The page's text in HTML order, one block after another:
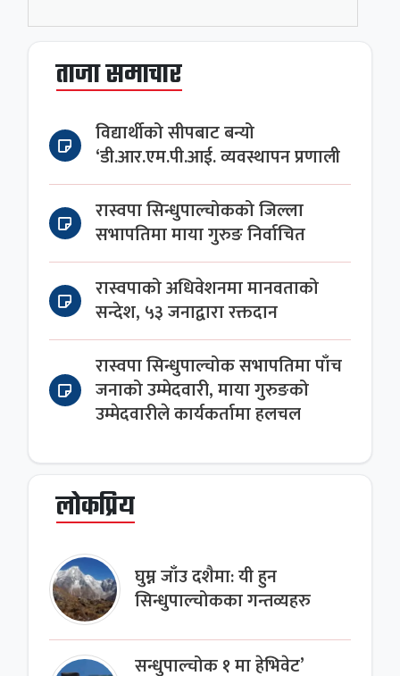
ताजा समाचार
विद्यार्थीको सीपबाट बन्यो
‘डी.आर.एम.पी.आई. व्यवस्थापन प्रणाली
रास्वपा सिन्धुपाल्चोकको जिल्ला
सभापतिमा माया गुरुङ निर्वाचित
रास्वपाको अधिवेशनमा मानवताको
सन्देश, ५३ जनाद्वारा रक्तदान
रास्वपा सिन्धुपाल्चोक सभापतिमा पाँच
जनाको उम्मेदवारी, माया गुरुङको
उम्मेदवारीले कार्यकर्तामा हलचल
लोकप्रिय
घुम्न जाँउ दशैमा: यी हुन
सिन्धुपाल्चोकका गन्तव्यहरु
सन्धुपाल्चोक १ मा हेभिवेट’